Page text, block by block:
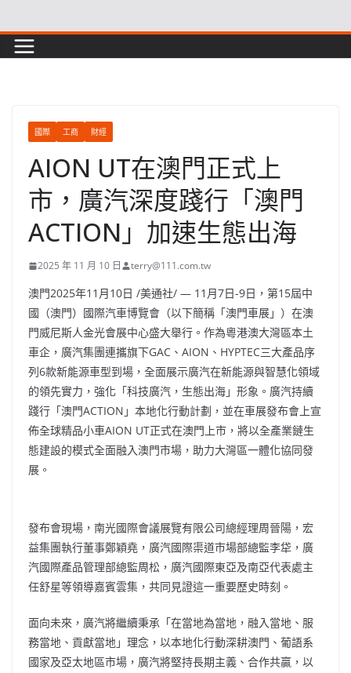
to
content
國際 工商 財經
AION UT在澳門正式上
市，廣汽深度踐行「澳門
ACTION」加速生態出海
2025 年 11 月 10 日 terry@111.com.tw
澳門2025年11月10日 /美通社/ — 11月7日-9日，第15屆中
國（澳門）國際汽車博覽會（以下簡稱「澳門車展」）在澳
門威尼斯人金光會展中心盛大舉行。作為粵港澳大灣區本土
車企，廣汽集團連攜旗下GAC、AION、HYPTEC三大產品序
列6款新能源車型到場，全面展示廣汽在新能源與智慧化領域
的領先實力，強化「科技廣汽，生態出海」形象。廣汽持續
踐行「澳門ACTION」本地化行動計劃，並在車展發布會上宣
佈全球精品小車AION UT正式在澳門上市，將以全產業鏈生
態建設的模式全面融入澳門市場，助力大灣區一體化協同發
展。
發布會現場，南光國際會議展覽有限公司總經理周晉陽，宏
益集團執行董事鄭穎堯，廣汽國際渠道市場部總監李牮，廣
汽國際產品管理部總監周松，廣汽國際東亞及南亞代表處主
任舒星等領導嘉賓雲集，共同見證這一重要歷史時刻。
面向未來，廣汽將繼續秉承「在當地為當地，融入當地、服
務當地、貢獻當地」理念，以本地化行動深耕澳門、葡語系
國家及亞太地區市場，廣汽將堅持長期主義、合作共贏，以